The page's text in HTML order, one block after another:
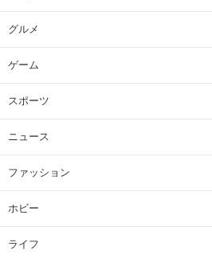
グルメ
ゲーム
スポーツ
ニュース
ファッション
ホビー
ライフ